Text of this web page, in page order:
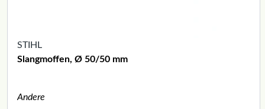
STIHL
Slangmoffen, Ø 50/50 mm
Andere